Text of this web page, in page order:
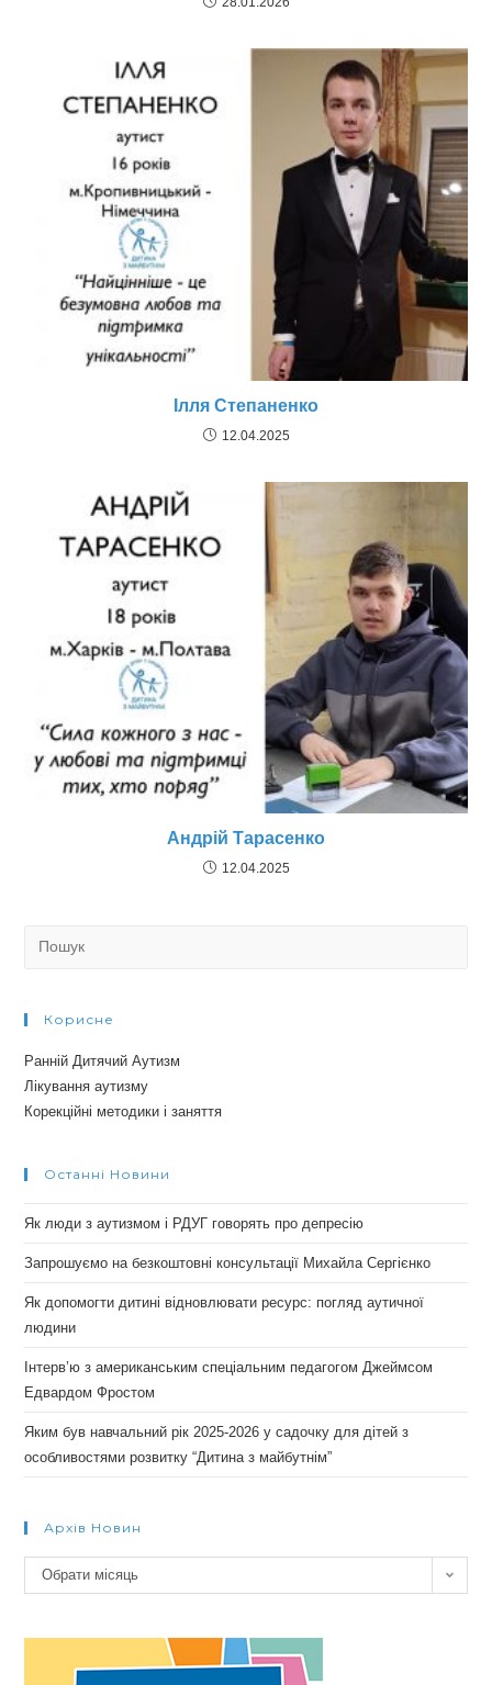
Ілля Степаненко
12.04.2025
Андрій Тарасенко
12.04.2025
Корисне
Ранній Дитячий Аутизм
Лікування аутизму
Корекційні методики і заняття
Останні Новини
Як люди з аутизмом і РДУГ говорять про депресію
Запрошуємо на безкоштовні консультації Михайла Сергієнко
Як допомогти дитині відновлювати ресурс: погляд аутичної
людини
Інтерв’ю з американським спеціальним педагогом Джеймсом
Едвардом Фростом
Яким був навчальний рік 2025-2026 у садочку для дітей з
особливостями розвитку “Дитина з майбутнім”
Архів Новин
Архів
новин
Обрати місяць